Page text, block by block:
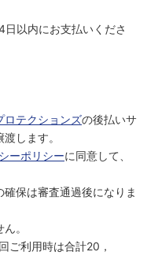
以内にお支払いくださ
ロテクションズの後払いサ
します。
ーポリシーに同意して、
保は審査通過後になりま
。
ご利用時は合計20，